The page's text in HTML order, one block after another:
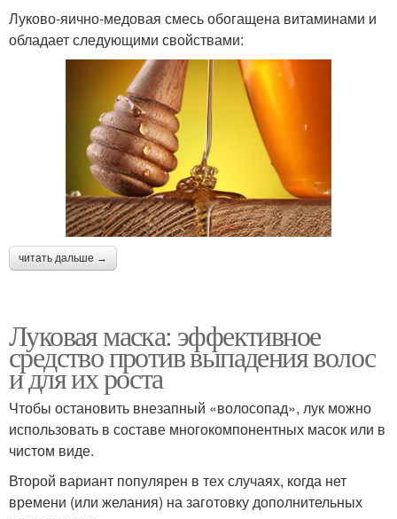
Луково-яично-медовая смесь обогащена витаминами и
обладает следующими свойствами:
читать дальше →
Луковая маска: эффективное
средство против выпадения волос
и для их роста
Чтобы остановить внезапный «волосопад», лук можно
использовать в составе многокомпонентных масок или в
чистом виде.
Второй вариант популярен в тех случаях, когда нет
времени (или желания) на заготовку дополнительных